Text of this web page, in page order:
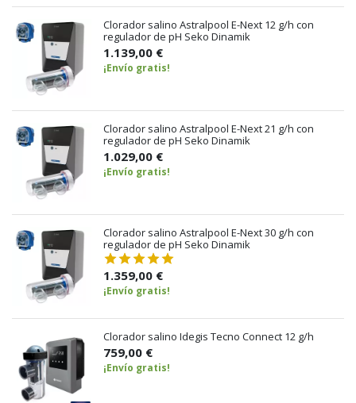
Clorador salino Astralpool E-Next 12 g/h con
regulador de pH Seko Dinamik
1.139,00 €
¡Envío gratis!
Clorador salino Astralpool E-Next 21 g/h con
regulador de pH Seko Dinamik
1.029,00 €
¡Envío gratis!
Clorador salino Astralpool E-Next 30 g/h con
regulador de pH Seko Dinamik
1.359,00 €
¡Envío gratis!
Clorador salino Idegis Tecno Connect 12 g/h
759,00 €
¡Envío gratis!